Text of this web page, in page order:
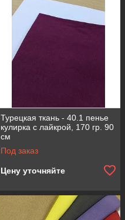
Турецкая ткань - 40.1 пенье
кулирка с лайкрой, 170 гр. 90
см
Под заказ
Цену уточняйте